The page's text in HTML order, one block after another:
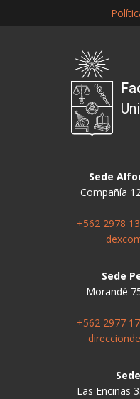
Sede
Compañía
+562 2978
Sede
Morandé
+562 2977
Las Encinas